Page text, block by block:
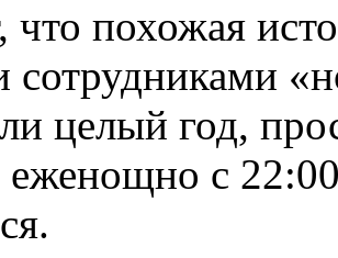
что похожая
сотрудниками
целый год,
еженощно с